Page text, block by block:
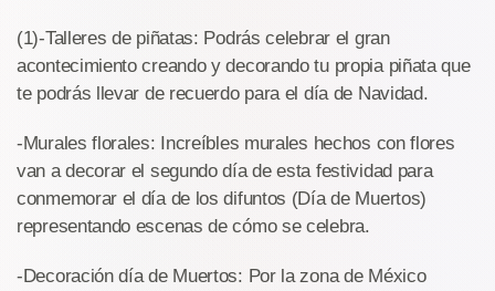
(1)-Talleres de piñatas: Podrás celebrar el gran
acontecimiento creando y decorando tu propia piñata que
te podrás llevar de recuerdo para el día de Navidad.
-Murales florales: Increíbles murales hechos con flores
van a decorar el segundo día de esta festividad para
conmemorar el día de los difuntos (Día de Muertos)
representando escenas de cómo se celebra.
-Decoración día de Muertos: Por la zona de México